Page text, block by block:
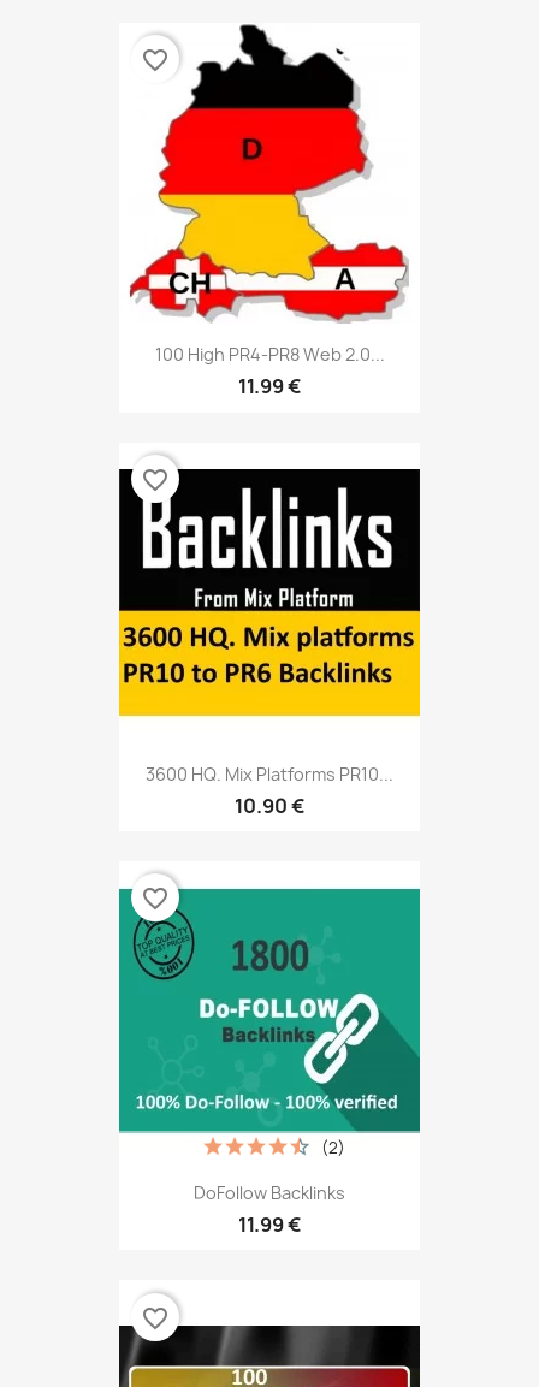
100 High PR4-PR8 Web 2.0...
11.99 €
favorite_border
3600 HQ. Mix Platforms PR10...
10.90 €
favorite_border
DoFollow Backlinks
11.99 €
(2)
favorite_border
favorite_border